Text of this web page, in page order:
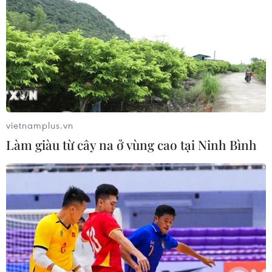
20/03/2019 02:18
Đường đua công thức 1 Hà Nội và các khu chức năng
được triển khai trên tổng diện tích 88ha, gồm phần
thuộc khuôn viên của Khu Liên hợp Thể thao Mỹ Đình và
một phần trên đường giao thông công cộng.
vietnamplus.vn
Làm giàu từ cây na ở vùng cao tại Ninh Bình